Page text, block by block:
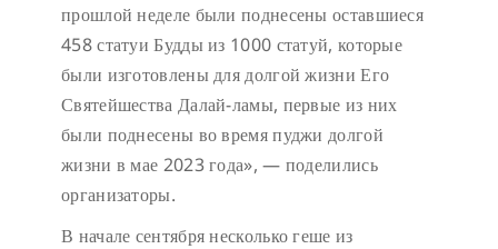
прошлой неделе были поднесены оставшиеся
458 статуи Будды из 1000 статуй, которые
были изготовлены для долгой жизни Его
Святейшества Далай-ламы, первые из них
были поднесены во время пуджи долгой
жизни в мае 2023 года», — поделились
организаторы.
В начале сентября несколько геше из